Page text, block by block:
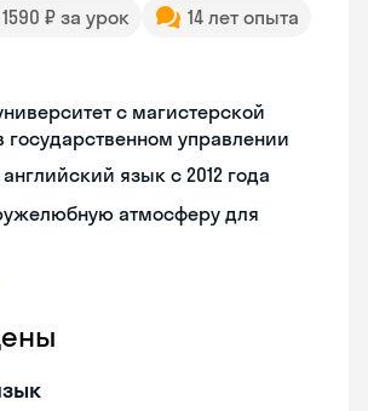
₽ за урок
14 лет опыта
с магистерской
государственном управлении
язык с 2012 года
атмосферу для